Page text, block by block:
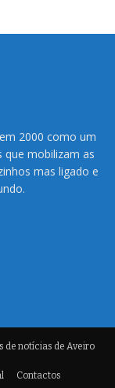
2000 como um
que mobilizam as
mas ligado e
de notícias de Aveiro
Contactos